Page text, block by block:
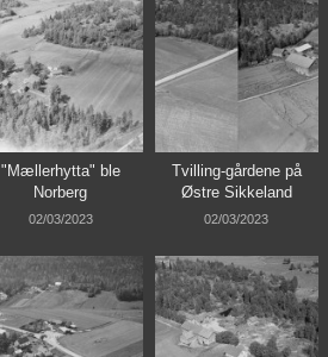
"Mællerhytta" ble
Norberg
02/03/2023
Tvilling-gårdene på
Østre Sikkeland
02/03/2023